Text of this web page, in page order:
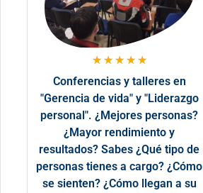
★ ★ ★ ★ ★
Conferencias y talleres en
"Gerencia de vida" y "Liderazgo
personal". ¿Mejores personas?
¿Mayor rendimiento y
resultados? Sabes ¿Qué tipo de
personas tienes a cargo? ¿Cómo
se sienten? ¿Cómo llegan a su